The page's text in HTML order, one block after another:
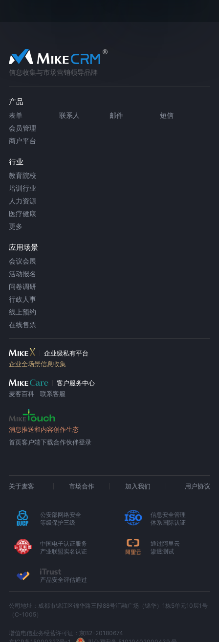
信息收集与市场营销领导品牌
产品
表单 联系人 邮件
短信
会员管理
商户平台
行业
教育院校
培训行业
人力资源
医疗健康
更多
应用场景
会议会展
活动报名
问卷调研
行政人事
线上预约
在线售票
企业级私有平台
企业全场景信息收集
客户服务中心
麦客百科
联系客服
消息推送和内容创作生态
首页客户端下载合作伙伴登录
关于麦客 市场合作 加入我们 用户协议
公安部网络安全
等级保护三级
信息安全管理
体系国际认证
中国电子认证服务
产业联盟实名认证
通过阿里云
渗透测试
产品安全评估通过
公司地址：成都市锦江区锦华路三段88号汇融广场（锦华）1栋5单元10层1号
（C-1005）
增值电信业务经营许可证：京B2-20180674